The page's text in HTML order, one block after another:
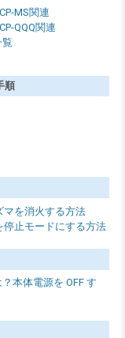
MS関連
QQQ関連
順
マを消火する方法
停止モードにする方法
本体電源を OFF す